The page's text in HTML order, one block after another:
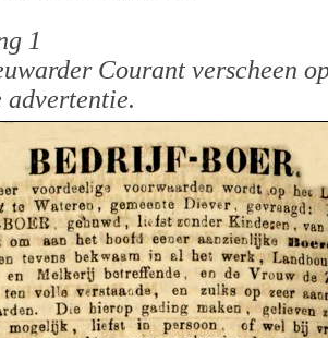
1
Courant verscheen
advertentie.